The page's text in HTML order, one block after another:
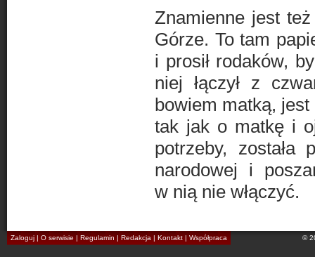
Znamienne jest
Górze. To tam
i prosił rodaków,
niej łączył z
bowiem matką,
tak jak o matkę i
potrzeby, została
narodowej i
w nią nie włączyć.
Zaloguj | O serwisie | Regulamin | Redakcja | Kontakt | Współpraca ©